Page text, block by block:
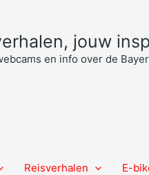
jouw
en info over de
Reisverhalen E-